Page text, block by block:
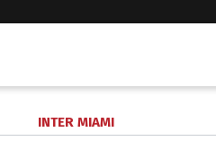
INTER MIAMI